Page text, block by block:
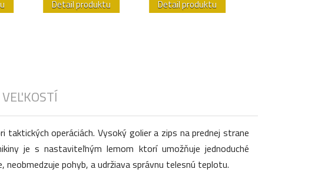
Detail produktu Detail produktu
taktických operáciách. Vysoký golier a zips na prednej strane
je s nastaviteľným lemom ktorí umožňuje jednoduché
pohyb, a udržiava správnu telesnú teplotu.